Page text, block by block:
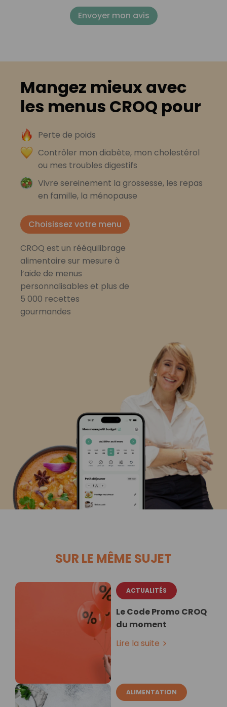
Envoyer mon avis
Mangez mieux avec
les menus CROQ pour
Perte de poids
Contrôler mon diabète, mon cholestérol
ou mes troubles digestifs
Vivre sereinement la grossesse, les repas
en famille, la ménopause
Choisissez votre menu
CROQ est un rééquilibrage
alimentaire sur mesure à
l’aide de menus
personnalisables et plus de
5 000 recettes
gourmandes
SUR LE MÊME SUJET
ACTUALITÉS
Le Code Promo CROQ
du moment
Lire la suite
ALIMENTATION